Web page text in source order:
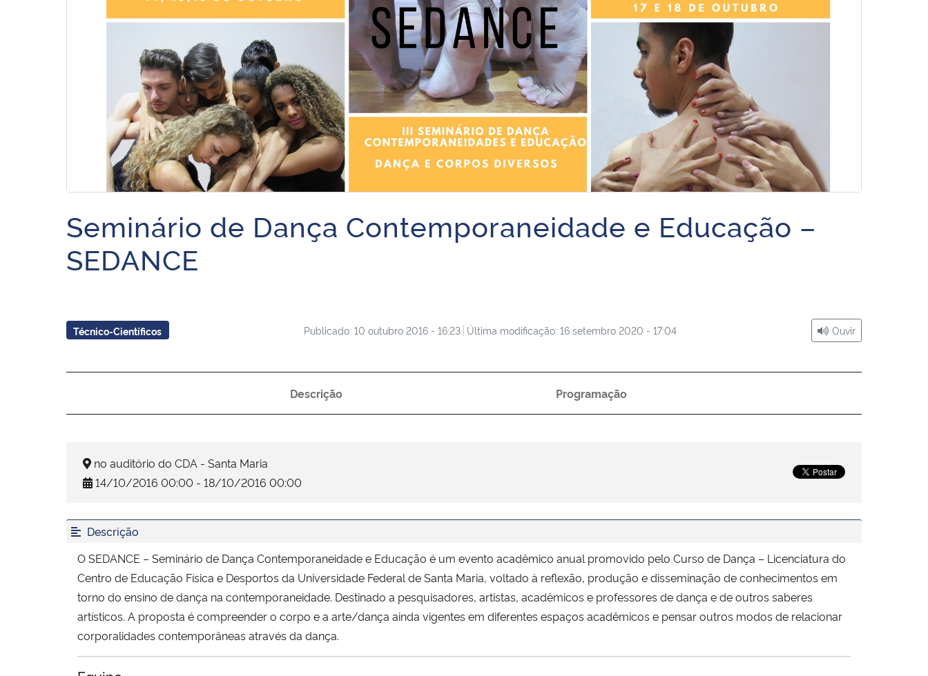
Seminário de Dança Contemporaneidade e Educação –
SEDANCE
Técnico-Científicos Publicado: 10 outubro 2016 - 16:23 Última modificação: 16 setembro 2020 - 17:04 Ouvir
Descrição Programação
no auditório do CDA - Santa Maria
14/10/2016 00:00 - 18/10/2016 00:00
Descrição
O SEDANCE – Seminário de Dança Contemporaneidade e Educação é um evento acadêmico anual promovido pelo Curso de Dança – Licenciatura do
Centro de Educação Física e Desportos da Universidade Federal de Santa Maria, voltado à reflexão, produção e disseminação de conhecimentos em
torno do ensino de dança na contemporaneidade. Destinado a pesquisadores, artistas, acadêmicos e professores de dança e de outros saberes
artísticos. A proposta é compreender o corpo e a arte/dança ainda vigentes em diferentes espaços acadêmicos e pensar outros modos de relacionar
corporalidades contemporâneas através da dança.